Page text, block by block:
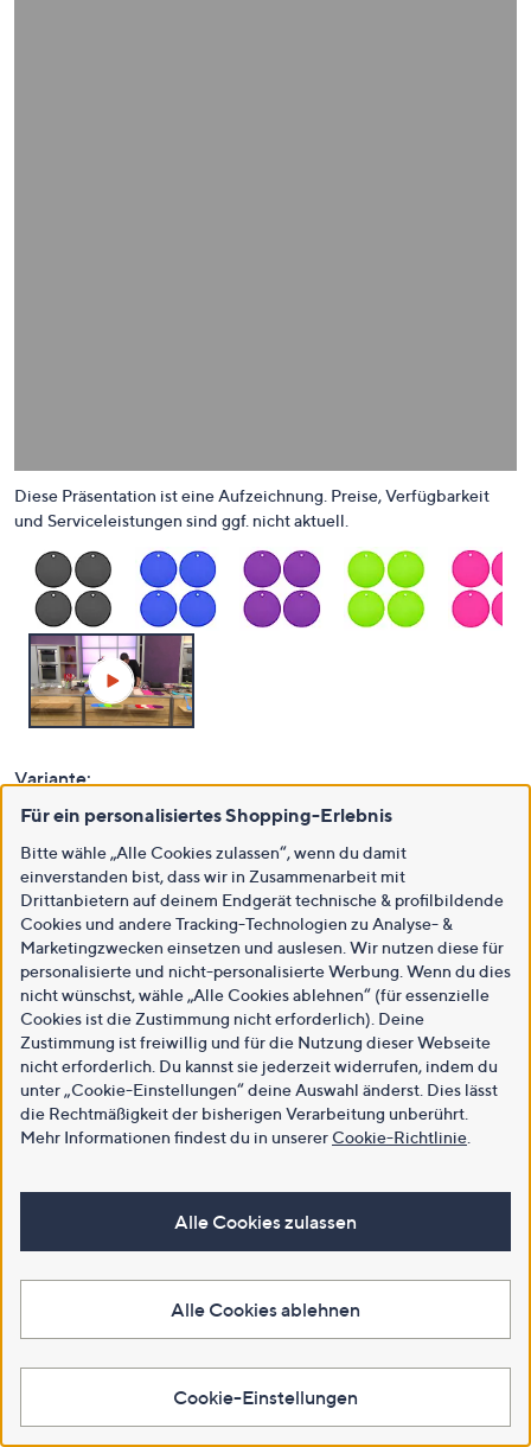
Für ein personalisiertes Shopping-Erlebnis
Bitte wähle „Alle Cookies zulassen“, wenn du damit
einverstanden bist, dass wir in Zusammenarbeit mit
Drittanbietern auf deinem Endgerät technische & profilbildende
Cookies und andere Tracking-Technologien zu Analyse- &
Marketingzwecken einsetzen und auslesen. Wir nutzen diese für
personalisierte und nicht-personalisierte Werbung. Wenn du dies
nicht wünschst, wähle „Alle Cookies ablehnen“ (für essenzielle
Cookies ist die Zustimmung nicht erforderlich). Deine
Zustimmung ist freiwillig und für die Nutzung dieser Webseite
nicht erforderlich. Du kannst sie jederzeit widerrufen, indem du
unter „Cookie-Einstellungen“ deine Auswahl änderst. Dies lässt
die Rechtmäßigkeit der bisherigen Verarbeitung unberührt.
Mehr Informationen findest du in unsererCookie-Richtlinie
Alle Cookies zulassen
Alle Cookies ablehnen
Cookie-Einstellungen